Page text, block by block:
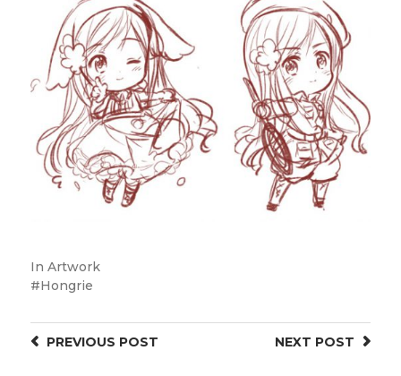
In Artwork
Hongrie
NEXT POST
PREVIOUS POST